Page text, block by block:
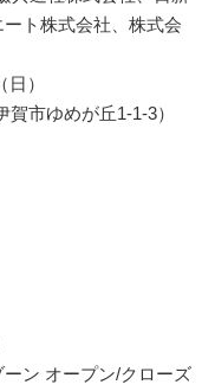
ト株式会社、株式会
）
市ゆめが丘1-1-3）
ン オープン/クローズ